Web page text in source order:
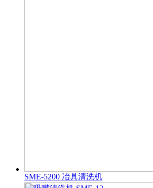
SME-5200 冶具清洗机